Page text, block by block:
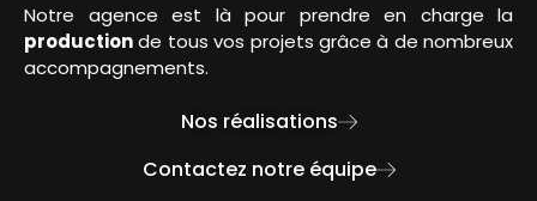
Notre agence est là pour prendre en charge la
productionde tous vos projets grâce à de nombreux
accompagnements.
Nos réalisations
Contactez notre équipe